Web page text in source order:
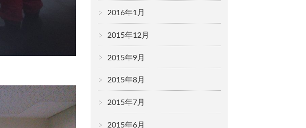
2016年1月
2015年12月
2015年9月
2015年8月
2015年7月
2015年6月